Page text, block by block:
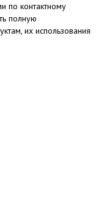
по контактному
полную
их использования